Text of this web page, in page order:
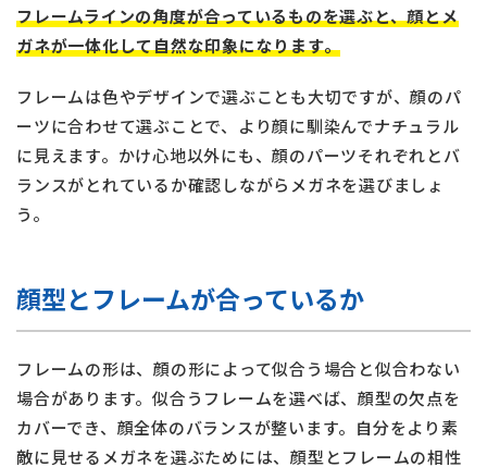
フレームラインの角度が合っているものを選ぶと、顔とメ
ガネが一体化して自然な印象になります。
フレームは色やデザインで選ぶことも大切ですが、顔のパ
ーツに合わせて選ぶことで、より顔に馴染んでナチュラル
に見えます。かけ心地以外にも、顔のパーツそれぞれとバ
ランスがとれているか確認しながらメガネを選びましょ
う。
顔型とフレームが合っているか
フレームの形は、顔の形によって似合う場合と似合わない
場合があります。似合うフレームを選べば、顔型の欠点を
カバーでき、顔全体のバランスが整います。自分をより素
敵に見せるメガネを選ぶためには、顔型とフレームの相性